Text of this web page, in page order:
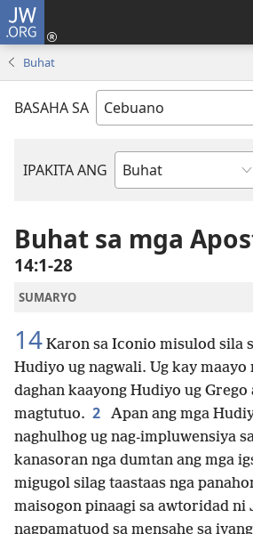
JW.ORG
Buhat
BASAHA SA
IPAKITA ANG
Basahon
Buhat sa mga
14:1-28
SUMARYO
14 Karon sa Iconio misulod sila
Hudiyo ug nagwali. Ug kay
daghan kaayong Hudiyo ug Grego
magtutuo. 2
Apan ang mga
naghulhog ug nag-impluwensiya
kanasoran nga dumtan ang mga
migugol silag taastaas nga
maisogon pinaagi sa awtoridad ni
nagpamatuod sa mensahe sa